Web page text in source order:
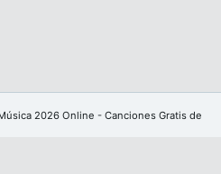
2026 Online - Canciones Gratis de